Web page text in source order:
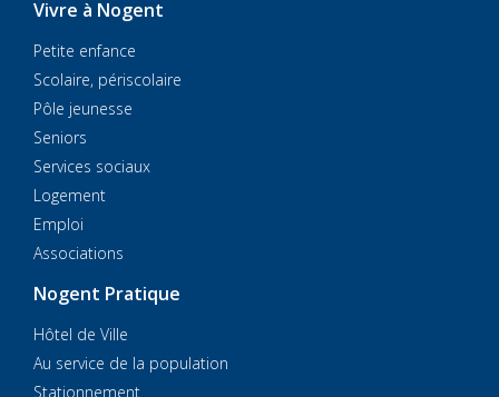
Vivre à Nogent
Petite enfance
Scolaire, périscolaire
Pôle jeunesse
Seniors
Services sociaux
Logement
Emploi
Associations
Nogent Pratique
Hôtel de Ville
Au service de la population
Stationnement